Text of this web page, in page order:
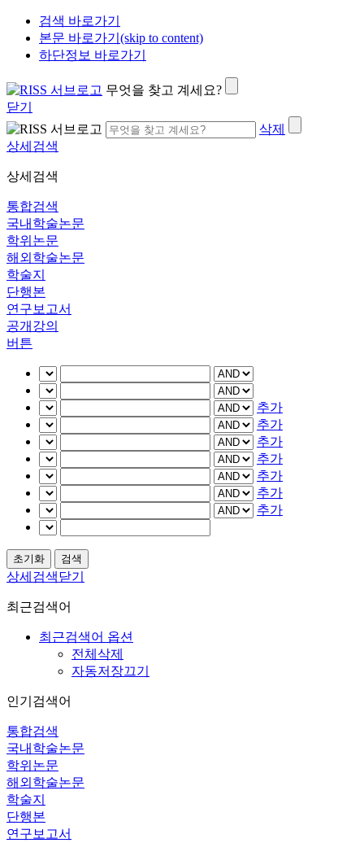
검색 바로가기
본문 바로가기(skip to content)
하단정보 바로가기
무엇을 찾고 계세요?
닫기
삭제
상세검색
상세검색
통합검색
국내학술논문
학위논문
해외학술논문
학술지
단행본
연구보고서
공개강의
버튼
추가
추가
추가
추가
추가
추가
추가
상세검색닫기
최근검색어
최근검색어 옵션
전체삭제
자동저장끄기
인기검색어
통합검색
국내학술논문
학위논문
해외학술논문
학술지
단행본
연구보고서